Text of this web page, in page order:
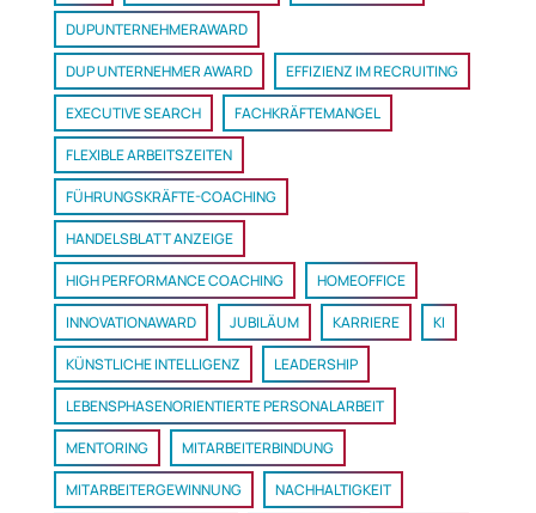
DUPUNTERNEHMERAWARD
DUP UNTERNEHMER AWARD EFFIZIENZ IM RECRUITING
EXECUTIVE SEARCH FACHKRÄFTEMANGEL
FLEXIBLE ARBEITSZEITEN
FÜHRUNGSKRÄFTE-COACHING
HANDELSBLATT ANZEIGE
HIGH PERFORMANCE COACHING HOMEOFFICE
INNOVATIONAWARD JUBILÄUM KARRIERE KI
KÜNSTLICHE INTELLIGENZ LEADERSHIP
LEBENSPHASENORIENTIERTE PERSONALARBEIT
MENTORING MITARBEITERBINDUNG
MITARBEITERGEWINNUNG NACHHALTIGKEIT